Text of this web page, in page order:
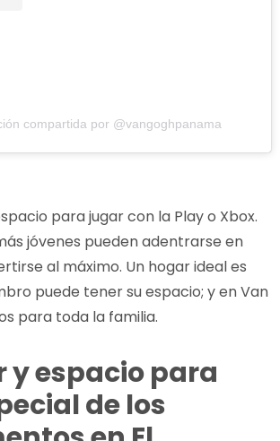
compartida por @vangoghpanama
para jugar con la Play o Xbox.
jóvenes pueden adentrarse en
al máximo. Un hogar ideal es
puede tener su espacio; y en Van
para toda la familia.
y espacio para
de los